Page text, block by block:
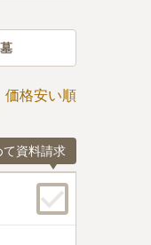
価格安い順
て資料請求